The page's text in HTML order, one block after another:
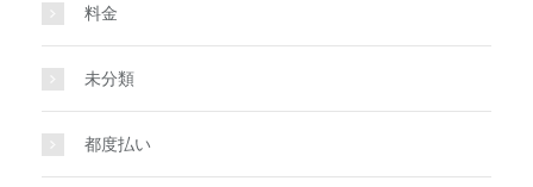
料金
未分類
都度払い